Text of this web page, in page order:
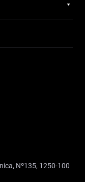
Nº135, 1250-100